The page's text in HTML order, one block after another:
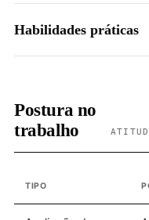
Habilidades práticas
Postura no
trabalho
TIPO